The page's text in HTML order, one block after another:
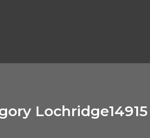
Lochridge14915